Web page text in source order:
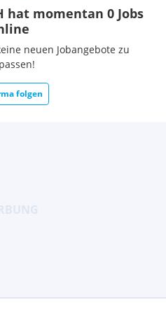
hat momentan 0 Jobs
neuen Jobangebote zu
folgen